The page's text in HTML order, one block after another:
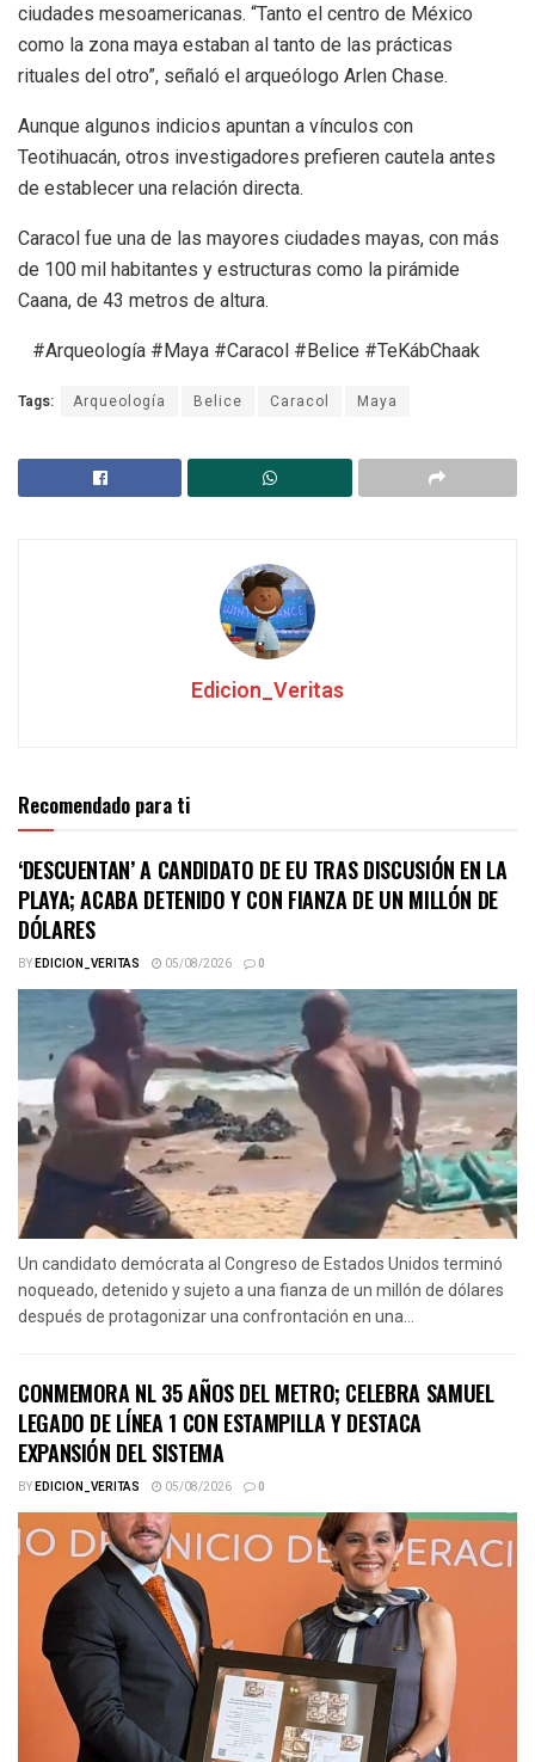
ciudades mesoamericanas. “Tanto el centro de México
como la zona maya estaban al tanto de las prácticas
rituales del otro”, señaló el arqueólogo Arlen Chase.
Aunque algunos indicios apuntan a vínculos con
Teotihuacán, otros investigadores prefieren cautela antes
de establecer una relación directa.
Caracol fue una de las mayores ciudades mayas, con más
de 100 mil habitantes y estructuras como la pirámide
Caana, de 43 metros de altura.
#Arqueología #Maya #Caracol #Belice #TeKábChaak
Tags: Arqueología Belice Caracol Maya
Edicion_Veritas
Recomendado para ti
‘DESCUENTAN’ A CANDIDATO DE EU TRAS DISCUSIÓN EN LA
PLAYA; ACABA DETENIDO Y CON FIANZA DE UN MILLÓN DE
DÓLARES
BYEDICION_VERITAS 05/08/2026 0
Un candidato demócrata al Congreso de Estados Unidos terminó
noqueado, detenido y sujeto a una fianza de un millón de dólares
después de protagonizar una confrontación en una...
CONMEMORA NL 35 AÑOS DEL METRO; CELEBRA SAMUEL
LEGADO DE LÍNEA 1 CON ESTAMPILLA Y DESTACA
EXPANSIÓN DEL SISTEMA
BYEDICION_VERITAS 05/08/2026 0